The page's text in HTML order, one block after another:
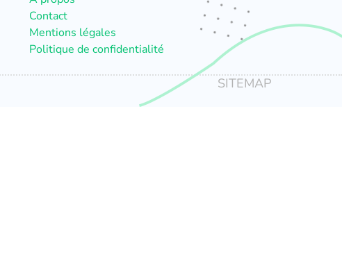
Contact
Mentions légales
Politique de confidentialité
SITEMAP